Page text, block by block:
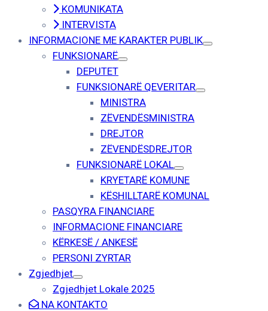
KOMUNIKATA
INTERVISTA
INFORMACIONE ME KARAKTER PUBLIK
FUNKSIONARË
DEPUTET
FUNKSIONARË QEVERITAR
MINISTRA
ZËVENDËSMINISTRA
DREJTOR
ZËVENDËSDREJTOR
FUNKSIONARË LOKAL
KRYETARË KOMUNE
KËSHILLTARË KOMUNAL
PASQYRA FINANCIARE
INFORMACIONE FINANCIARE
KËRKESË / ANKESË
PERSONI ZYRTAR
Zgjedhjet
Zgjedhjet Lokale 2025
NA KONTAKTO